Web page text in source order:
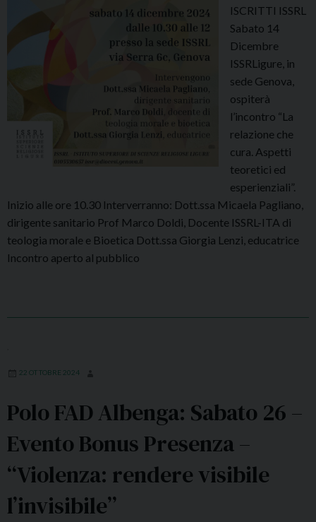
ISCRITTI ISSRL
Sabato 14
Dicembre
ISSRLigure, in
sede Genova,
ospiterà
l’incontro “La
relazione che
cura. Aspetti
teoretici ed
esperienziali”.
Inizio alle ore 10.30 Interverranno: Dott.ssa Micaela Pagliano,
dirigente sanitario Prof Marco Doldi, Docente ISSRL-ITA di
teologia morale e Bioetica Dott.ssa Giorgia Lenzi, educatrice
Incontro aperto al pubblico
22 OTTOBRE 2024
Polo FAD Albenga: Sabato 26 –
Evento Bonus Presenza –
“Violenza: rendere visibile
l’invisibile”